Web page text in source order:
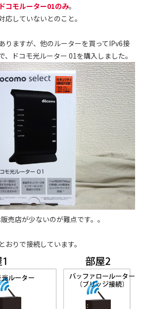
コモルーター01のみ。
応していないとのこと。
りますが、他のルーターを買ってIPv6接
、ドコモ光ルーター 01を購入しました。
売店が少ないのが難点です。。
りで接続しています。